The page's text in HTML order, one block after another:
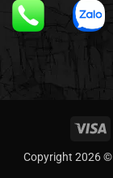
Copyright 2026 ©